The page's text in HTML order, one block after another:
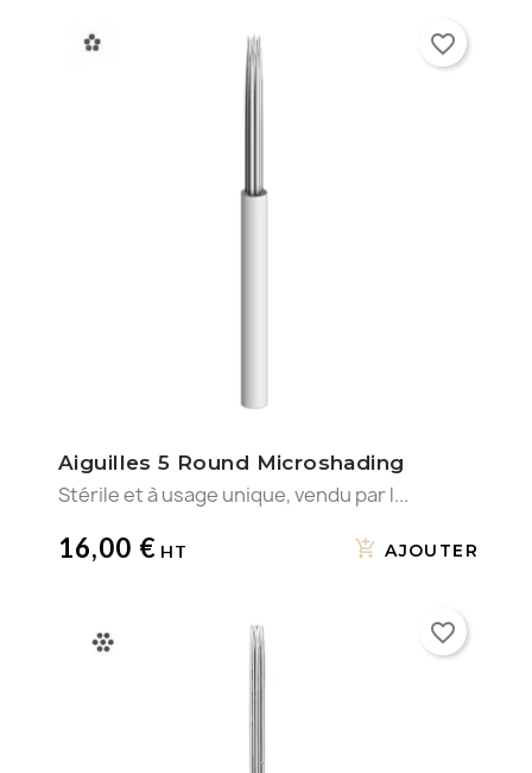
Aiguilles 5 Round Microshading
Stérile et à usage unique, vendu par l...
16,00 € AJOUTER
favorite_border
favorite_border